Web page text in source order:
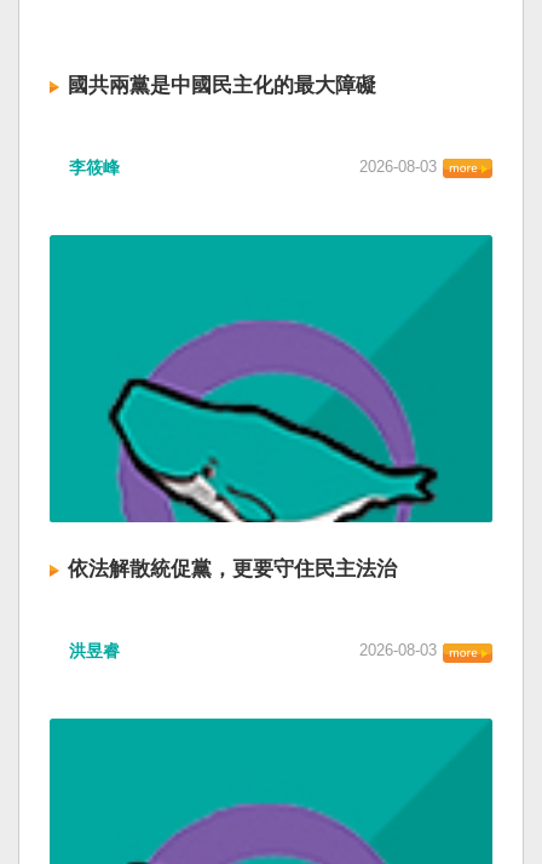
國共兩黨是中國民主化的最大障礙
李筱峰 2026-08-03
依法解散統促黨，更要守住民主法治
洪昱睿 2026-08-03